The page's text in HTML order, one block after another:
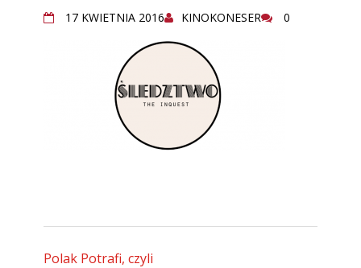
17 KWIETNIA 2016 KINOKONESER 0
Polak Potrafi, czyli